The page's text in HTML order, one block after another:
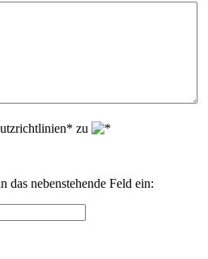
zu
das nebenstehende Feld ein: